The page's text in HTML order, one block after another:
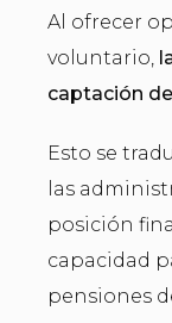
Al ofrecer
voluntario,
captación
Esto se
las
posición
capacidad
pensiones